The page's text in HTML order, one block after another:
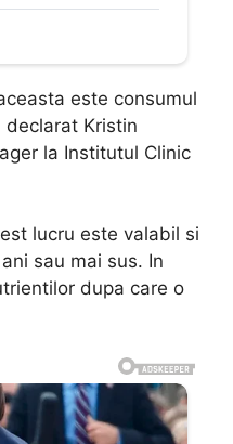
este consumul
Kristin
la Institutul Clinic
lucru este valabil si
sau mai sus. In
dupa care o